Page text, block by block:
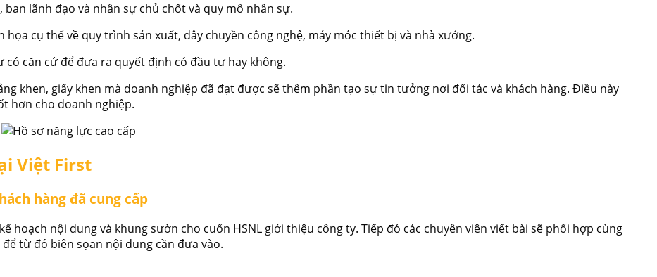
lãnh đạo và nhân sự chủ chốt và quy mô nhân sự.
họa cụ thể về quy trình sản xuất, dây chuyền công nghệ, máy móc thiết bị và nhà xưởng.
có căn cứ để đưa ra quyết định có đầu tư hay không.
khen, giấy khen mà doanh nghiệp đã đạt được sẽ thêm phần tạo sự tin tưởng nơi đối tác và khách hàng. Điều này
hơn cho doanh nghiệp.
Việt First
hàng đã cung cấp
hoạch nội dung và khung sườn cho cuốn HSNL giới thiệu công ty. Tiếp đó các chuyên viên viết bài sẽ phối hợp cùng
từ đó biên sọan nội dung cần đưa vào.